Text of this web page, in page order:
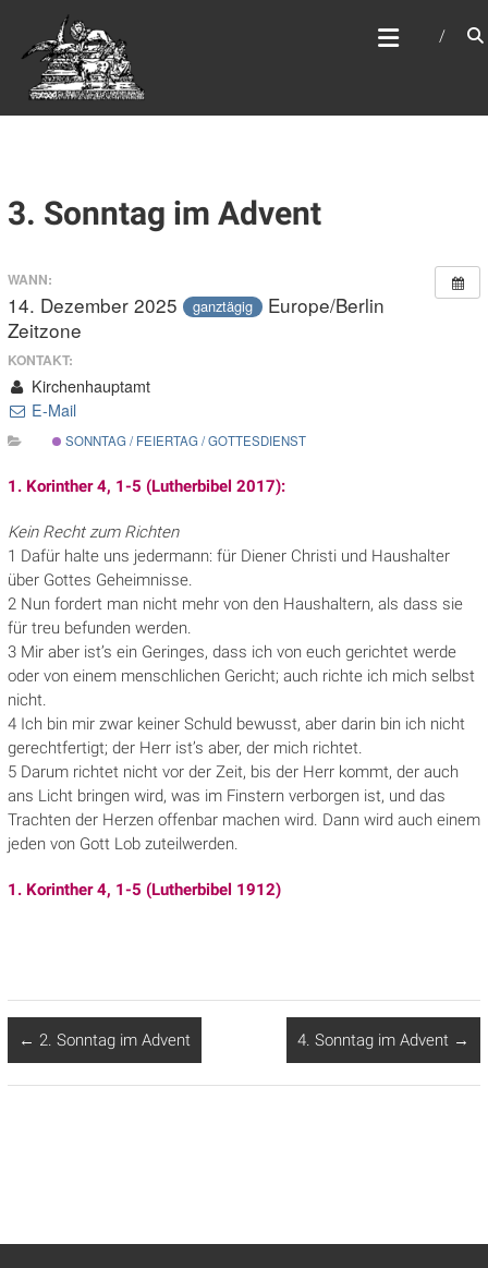
springen
WEBSITE DES
APOSTELAMTES JESU
CHRISTI KÖR
3. Sonntag im Advent
WANN:
14. Dezember 2025 ganztägig
Europe/Berlin
Zeitzone
KONTAKT:
Kirchenhauptamt
E-Mail
SONNTAG / FEIERTAG / GOTTESDIENST
1. Korinther 4, 1-5 (Lutherbibel 2017):
Kein Recht zum Richten
1 Dafür halte uns jedermann: für Diener Christi und Haushalter
über Gottes Geheimnisse.
2 Nun fordert man nicht mehr von den Haushaltern, als dass sie
für treu befunden werden.
3 Mir aber ist’s ein Geringes, dass ich von euch gerichtet werde
oder von einem menschlichen Gericht; auch richte ich mich selbst
nicht.
4 Ich bin mir zwar keiner Schuld bewusst, aber darin bin ich nicht
gerechtfertigt; der Herr ist’s aber, der mich richtet.
5 Darum richtet nicht vor der Zeit, bis der Herr kommt, der auch
ans Licht bringen wird, was im Finstern verborgen ist, und das
Trachten der Herzen offenbar machen wird. Dann wird auch einem
jeden von Gott Lob zuteilwerden.
1. Korinther 4, 1-5 (Lutherbibel 1912)
← 2. Sonntag im Advent 4. Sonntag im Advent →